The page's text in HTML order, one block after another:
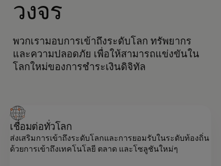
วงจร
พวกเรามอบการเข้าถึงระดับโลก ทรัพยากร
และความปลอดภัย เพื่อให้สามารถแข่งขันใน
โลกใหม่ของการชำระเงินดิจิทัล
เชื่อมต่อทั่วโลก
ส่งเสริมการเข้าถึงระดับโลกและการยอมรับในระดับท้องถิ่น
ด้วยการเข้าถึงเทคโนโลยี ตลาด และโซลูชันใหม่ๆ